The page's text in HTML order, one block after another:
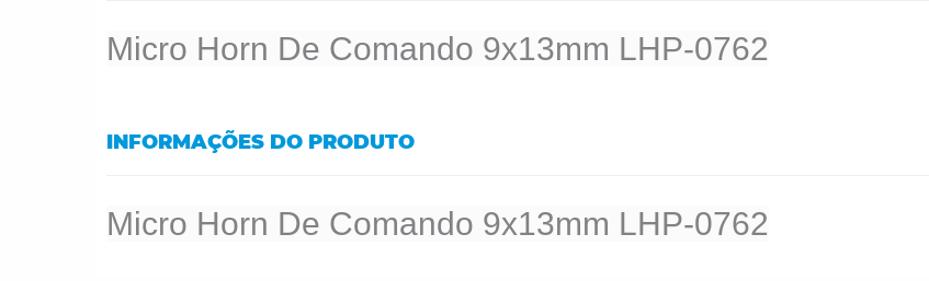
Micro Horn De Comando 9x13mm LHP-0762
INFORMAÇÕES DO PRODUTO
Micro Horn De Comando 9x13mm LHP-0762